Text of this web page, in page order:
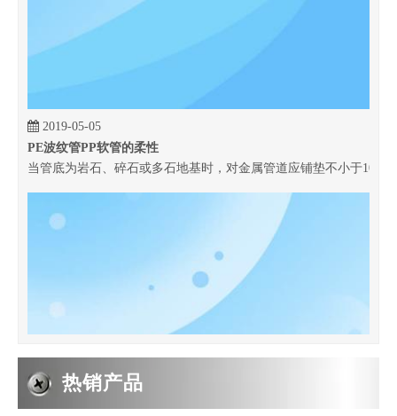
2019-05-05
PE波纹管PP软管的柔性
当管底为岩石、碎石或多石地基时，对金属管道应铺垫不小于100
热销产品